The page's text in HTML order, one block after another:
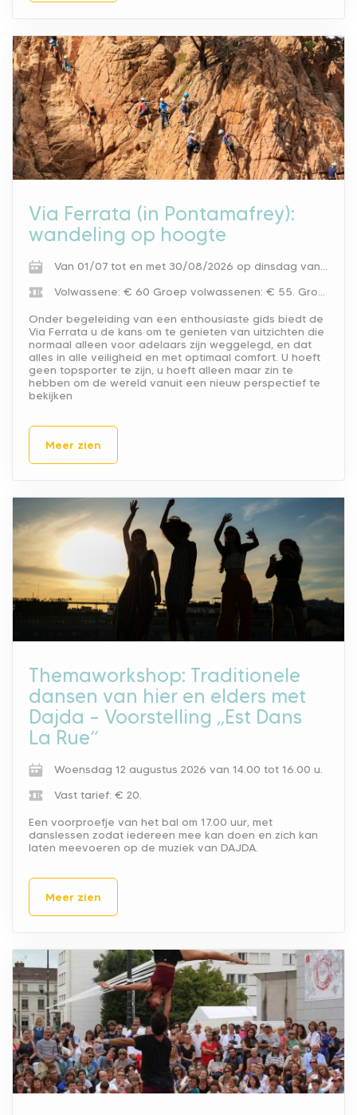
Via Ferrata (in Pontamafrey):
wandeling op hoogte
Van 01/07 tot en met 30/08/2026 op dinsdag van 8.30 en van 11.00.
Volwassene: € 60 Groep volwassenen: € 55. Groepstarief vanaf 4 personen.
Onder begeleiding van een enthousiaste gids biedt de
Via Ferrata u de kans om te genieten van uitzichten die
normaal alleen voor adelaars zijn weggelegd, en dat
alles in alle veiligheid en met optimaal comfort. U hoeft
geen topsporter te zijn, u hoeft alleen maar zin te
hebben om de wereld vanuit een nieuw perspectief te
bekijken
Meer zien
Themaworkshop: Traditionele
dansen van hier en elders met
Dajda – Voorstelling „Est Dans
La Rue“
Woensdag 12 augustus 2026 van 14.00 tot 16.00 u.
Vast tarief: € 20.
Een voorproefje van het bal om 17.00 uur, met
danslessen zodat iedereen mee kan doen en zich kan
laten meevoeren op de muziek van DAJDA.
Meer zien